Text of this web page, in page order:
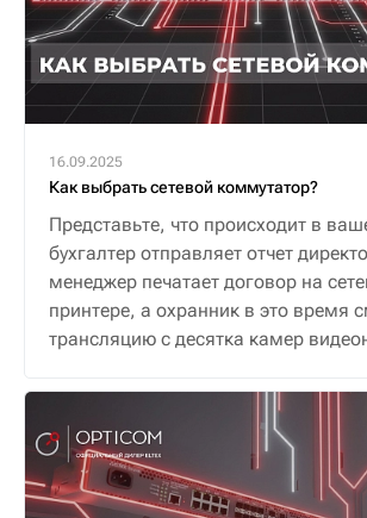
16.09.2025
Как выбрать сетевой коммутатор?
Представьте, что происходит в
бухгалтер отправляет отчет
менеджер печатает договор на
принтере, а охранник в это время
трансляцию с десятка камер